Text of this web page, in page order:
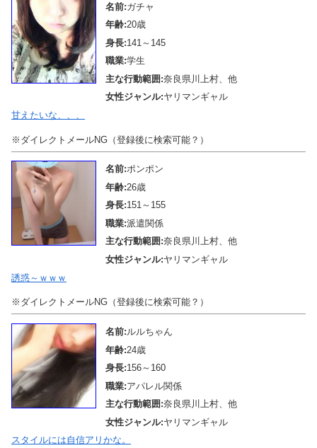
名前:ガチャ
年齢:20歳
身長:141～145
職業:学生
主な行動範囲:奈良県川上村、他
女性ジャンル:ヤリマンギャル
甘えたいな、、、
※ダイレクトメールNG（登録後に検索可能？）
名前:ポンポン
年齢:26歳
身長:151～155
職業:派遣関係
主な行動範囲:奈良県川上村、他
女性ジャンル:ヤリマンギャル
誘惑～ｗｗｗ
※ダイレクトメールNG（登録後に検索可能？）
名前:ルルちゃん
年齢:24歳
身長:156～160
職業:アパレル関係
主な行動範囲:奈良県川上村、他
女性ジャンル:ヤリマンギャル
スタイルには自信アリかな。